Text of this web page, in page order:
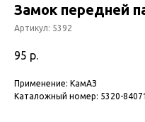
Замок передней
Артикул: 5392
95 р.
Применение: КамАЗ
Каталожный номер: 5320-